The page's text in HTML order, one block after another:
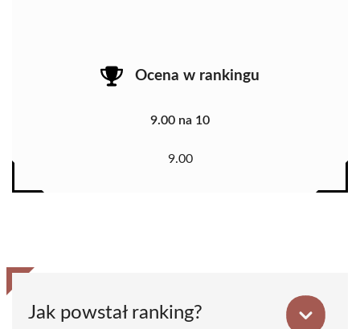
Ocena w rankingu
9.00 na 10
9.00
Jak powstał ranking?